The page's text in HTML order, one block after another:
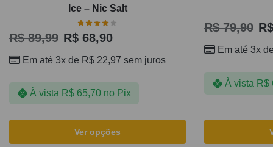
Ice – Nic Salt
R$89,99 R$ 68,90
Em até 3x de R$ 22,97 sem juros
À vista R$65,70 no Pix
Ver opções
R$79,90 R$
Em até 3x
À vista R$